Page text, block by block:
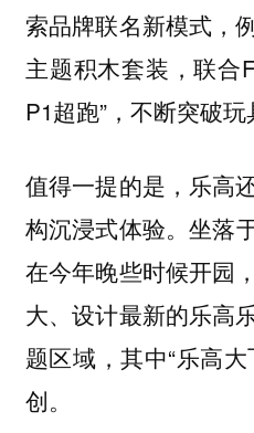
索品牌联名新模式，
主题积木套装，联合
P1超跑”，不断突破玩
值得一提的是，乐高
构沉浸式体验。坐落
在今年晚些时候开园，
大、设计最新的乐高
题区域，其中“乐高
创。